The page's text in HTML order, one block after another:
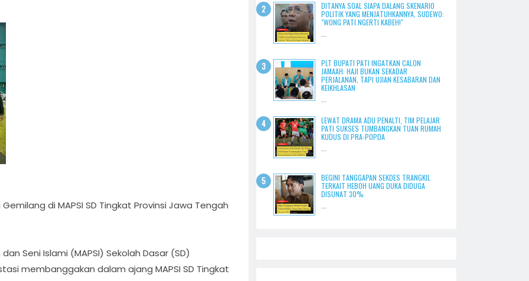
di MAPSI SD Tingkat Provinsi Jawa Tengah
Seni Islami (MAPSI) Sekolah Dasar (SD)
membanggakan dalam ajang MAPSI SD Tingkat
DITANYA SOAL SIAPA DALANG SKENARIO
POLITIK YANG MENJATUHKANNYA, SUDEWO:
"WONG PATI NGERTI KABEH!"
PLT BUPATI PATI INGATKAN CALON
JAMAAH: HAJI BUKAN SEKADAR
PERJALANAN, TAPI UJIAN KESABARAN DAN
KEIKHLASAN
LEWAT DRAMA ADU PENALTI, TIM PELAJAR
PATI SUKSES TUMBANGKAN TUAN RUMAH
KUDUS DI PRA-POPDA
BEGINI TANGGAPAN SEKDES TRANGKIL
TERKAIT HEBOH UANG DUKA DIDUGA
DISUNAT 30%